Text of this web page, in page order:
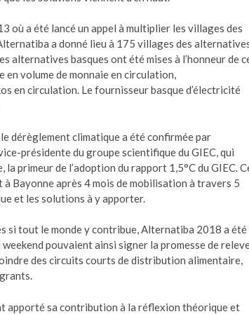
où a été lancé un appel à multiplier les villages des
a donné lieu à 175 villages des
alternatives basques ont été mises à l’honneur de
en volume de monnaie en circulation,
en circulation. Le fournisseur basque d’électricité
dérèglement climatique a été confirmée par
présidente du groupe scientifique du GIEC, qui
la primeur de l’adoption du rapport 1,5°C du GIEC.
Bayonne après 4 mois de mobilisation à travers 5
et les solutions à y apporter.
si tout le monde y contribue, Alternatiba 2018 a été
pouvaient ainsi signer la promesse de
des circuits courts de distribution alimentaire,
apporté sa contribution à la réflexion théorique et